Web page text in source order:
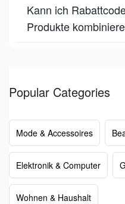
Kann ich
Produkte
Popular Categories
Mode & Accessoires
Elektronik & Computer
Wohnen & Haushalt